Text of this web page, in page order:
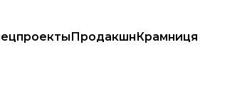
ПродакшнКрамниця